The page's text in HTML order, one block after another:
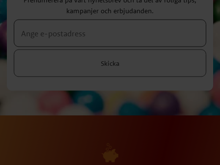
kampanjer och erbjudanden.
Skicka